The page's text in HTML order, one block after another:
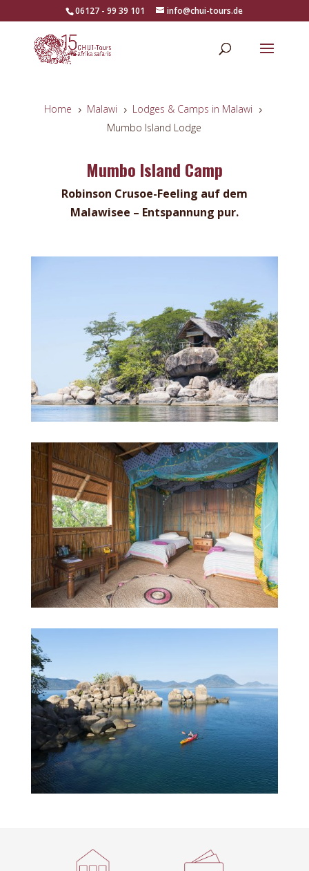
06127 - 99 39 101 info@chui-tours.de
Home 5 Malawi 5 Lodges & Camps in Malawi 5
Mumbo Island Lodge
Mumbo Island Camp
Robinson Crusoe-Feeling auf dem
Malawisee – Entspannung pur.